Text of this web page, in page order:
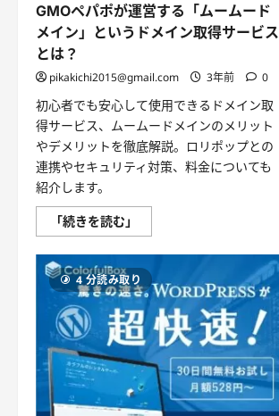
輝
く
場
つ
い
て
さ
ら
に
読
む
GMOペパポが運営する「ムームード
メイン」というドメイン取得サービス
とは？
pikakichi2015@gmail.com 3年前 0
初心者でも安心して使用できるドメイン取
得サービス、ムームードメインのメリット
やデメリットを徹底解説。ロリポップとの
連携やセキュリティ対策、料金についても
紹介します。
「続きを読む」
ペ
ポ
が
運
営
す
る
「ム
ー
ム
ー
ド
メ
イ
4 分読み取り